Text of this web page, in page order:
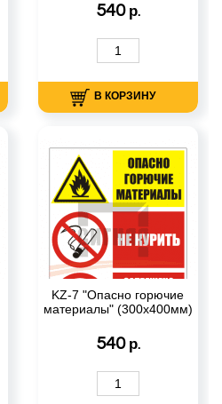
540 р.
В КОРЗИНУ
KZ-7 "Опасно горючие
материалы" (300х400мм)
540 р.